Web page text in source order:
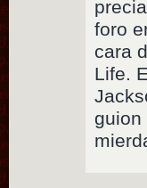
foro
cara
Life.
guion